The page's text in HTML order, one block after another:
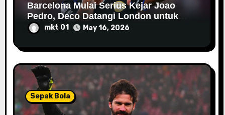
Barcelona Mulai Serius Kejar Joao
Pedro, Deco Datangi London untuk
Negosiasi
mkt 01 May 16, 2026
Sepak Bola